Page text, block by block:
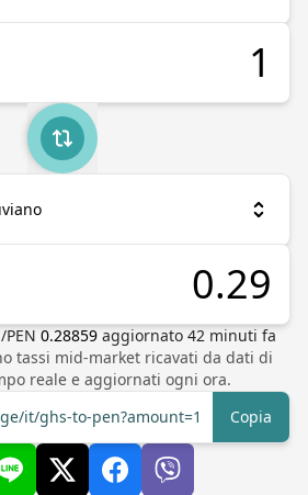
/PEN 0.28859 aggiornato 42 minuti fa
tassi mid-market ricavati da dati di
reale e aggiornati ogni ora.
it/ghs-to-pen?amount=1
Copia